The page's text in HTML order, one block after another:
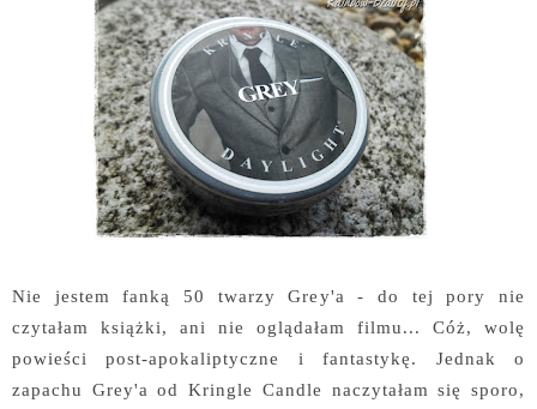
Nie jestem fanką 50 twarzy Grey'a - do tej pory nie
czytałam książki, ani nie oglądałam filmu... Cóż, wolę
powieści post-apokaliptyczne i fantastykę. Jednak o
zapachu Grey'a od Kringle Candle naczytałam się sporo,